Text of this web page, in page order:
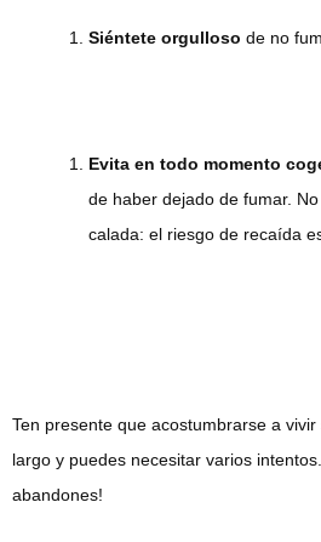
Siéntete orgulloso de no
Evita en todo momento
de haber dejado de fumar.
calada: el riesgo de recaída
Ten presente que acostumbrarse a
largo y puedes necesitar varios
abandones!